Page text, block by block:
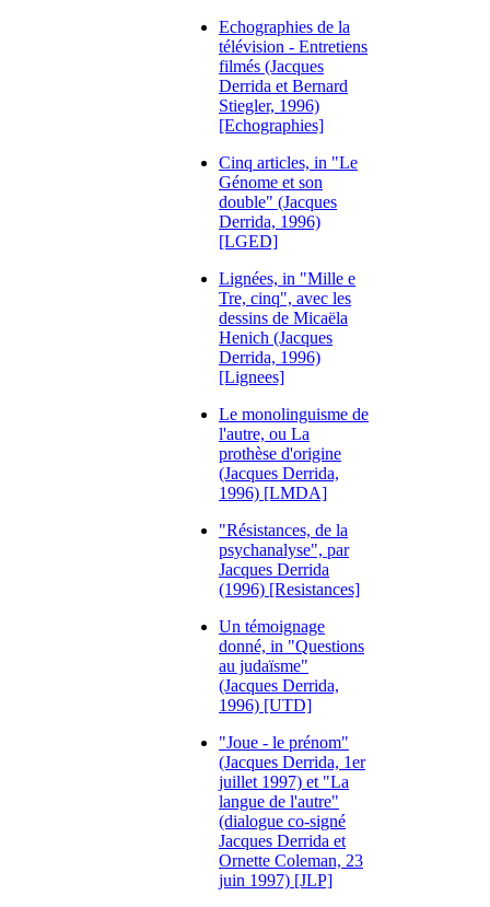
Echographies de la
télévision - Entretiens
filmés (Jacques
Derrida et Bernard
Stiegler, 1996)
[Echographies]
Cinq articles, in "Le
Génome et son
double" (Jacques
Derrida, 1996)
[LGED]
Lignées, in "Mille e
Tre, cinq", avec les
dessins de Micaëla
Henich (Jacques
Derrida, 1996)
[Lignees]
Le monolinguisme de
l'autre, ou La
prothèse d'origine
(Jacques Derrida,
1996) [LMDA]
"Résistances, de la
psychanalyse", par
Jacques Derrida
(1996) [Resistances]
Un témoignage
donné, in "Questions
au judaïsme"
(Jacques Derrida,
1996) [UTD]
"Joue - le prénom"
(Jacques Derrida, 1er
juillet 1997) et "La
langue de l'autre"
(dialogue co-signé
Jacques Derrida et
Ornette Coleman, 23
juin 1997) [JLP]